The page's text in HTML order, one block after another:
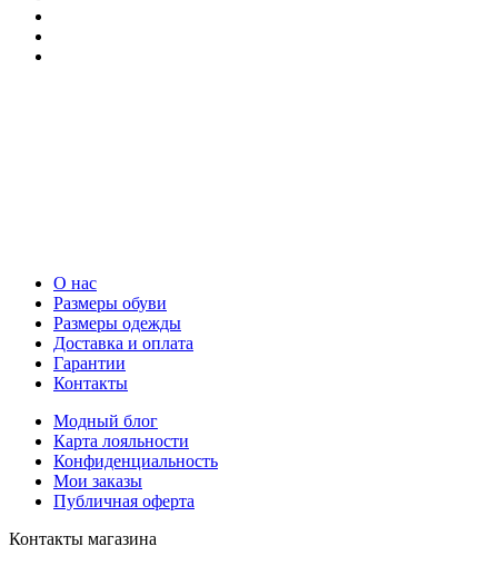
О нас
Размеры обуви
Размеры одежды
Доставка и оплата
Гарантии
Контакты
Модный блог
Карта лояльности
Конфиденциальность
Мои заказы
Публичная оферта
Контакты магазина